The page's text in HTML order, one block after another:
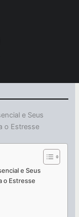
e Seus
o Estresse
e Seus
o Estresse